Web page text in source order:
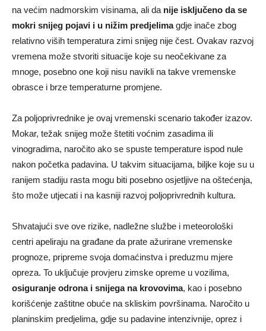
na većim nadmorskim visinama, ali da nije isključeno da se
mokri snijeg pojavi i u nižim predjelimagdje inače zbog
relativno viših temperatura zimi snijeg nije čest. Ovakav razvoj
vremena može stvoriti situacije koje su neočekivane za
mnoge, posebno one koji nisu navikli na takve vremenske
obrasce i brze temperaturne promjene.
Za poljoprivrednike je ovaj vremenski scenario također izazov.
Mokar, težak snijeg može štetiti voćnim zasadima ili
vinogradima, naročito ako se spuste temperature ispod nule
nakon početka padavina. U takvim situacijama, biljke koje su u
ranijem stadiju rasta mogu biti posebno osjetljive na oštećenja,
što može utjecati i na kasniji razvoj poljoprivrednih kultura.
Shvatajući sve ove rizike, nadležne službe i meteorološki
centri apeliraju na građane da prate ažurirane vremenske
prognoze, pripreme svoja domaćinstva i preduzmu mjere
opreza. To uključuje provjeru zimske opreme u vozilima,
osiguranje odrona i snijega na krovovima, kao i posebno
korišćenje zaštitne obuće na skliskim površinama. Naročito u
planinskim predjelima, gdje su padavine intenzivnije, oprez i